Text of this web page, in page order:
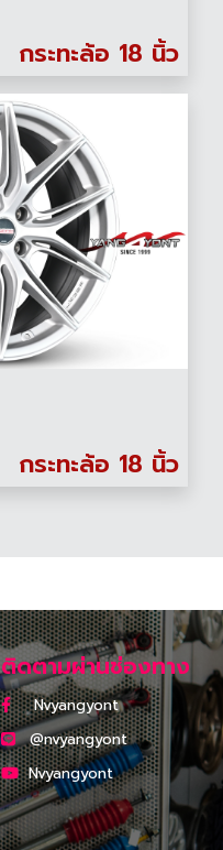
กระทะล้อ 18 นิ้ว
กระทะล้อ 18 นิ้ว
ติดตามผ่านช่องทาง
Nvyangyont
@nvyangyont
Nvyangyont